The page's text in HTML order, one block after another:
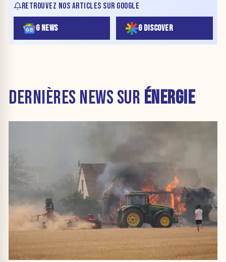
RETROUVEZ NOS ARTICLES SUR GOOGLE
G NEWS G DISCOVER
DERNIÈRES NEWS SUR ÉNERGIE